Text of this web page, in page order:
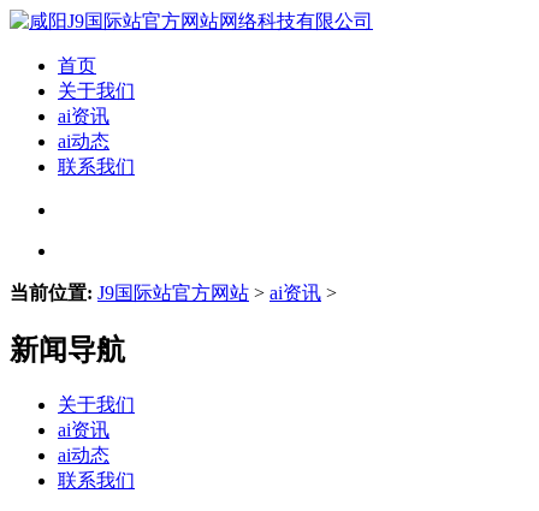
首页
关于我们
ai资讯
ai动态
联系我们
当前位置: J9国际站官方网站 > ai资讯 >
新闻导航
关于我们
ai资讯
ai动态
联系我们